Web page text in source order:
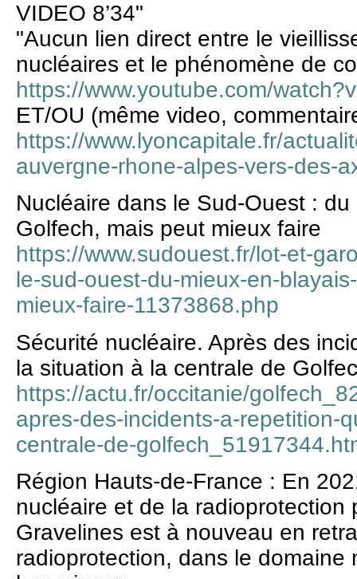
VIDEO 8’34"
"Aucun lien direct entre le
nucléaires et le phénomène de
https://www.youtube.com/
ET/OU (même video,
https://www.lyoncapitale.fr/
auvergne-rhone-alpes-vers-des-
Nucléaire dans le Sud-Ouest :
Golfech, mais peut mieux faire
https://www.sudouest.fr/lot-et-
le-sud-ouest-du-mieux-en-
mieux-faire-11373868.php
Sécurité nucléaire. Après des
la situation à la centrale de
https://actu.fr/occitanie/
apres-des-incidents-a-repetition-
centrale-de-
Région Hauts-de-France : En
nucléaire et de la radioprotection
Gravelines est à nouveau en
radioprotection, dans le domaine